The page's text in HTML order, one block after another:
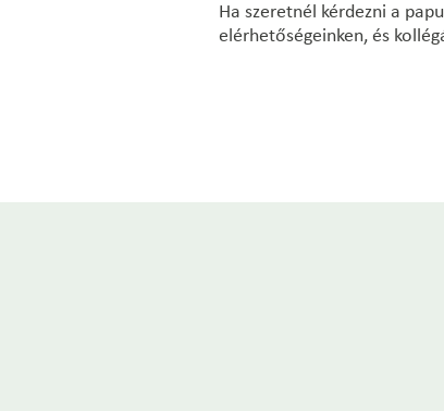
Ha szeretnél kérdezni a
elérhetőségeinken, és